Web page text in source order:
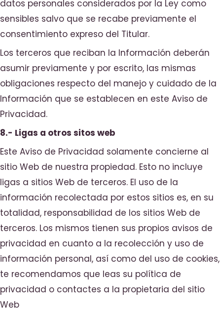
datos personales considerados por la Ley como
sensibles salvo que se recabe previamente el
consentimiento expreso del Titular.
Los terceros que reciban la Información deberán
asumir previamente y por escrito, las mismas
obligaciones respecto del manejo y cuidado de la
Información que se establecen en este Aviso de
Privacidad.
8.- Ligas a otros sitos web
Este Aviso de Privacidad solamente concierne al
sitio Web de nuestra propiedad. Esto no incluye
ligas a sitios Web de terceros. El uso de la
información recolectada por estos sitios es, en su
totalidad, responsabilidad de los sitios Web de
terceros. Los mismos tienen sus propios avisos de
privacidad en cuanto a la recolección y uso de
información personal, así como del uso de cookies,
te recomendamos que leas su política de
privacidad o contactes a la propietaria del sitio
Web